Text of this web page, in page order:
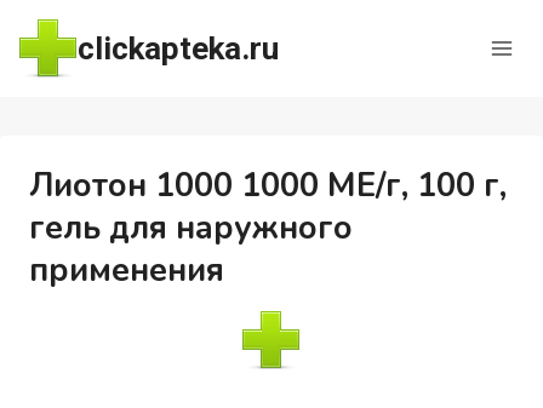
Перейти
содержимому
clickapteka.ru
Лиотон 1000 1000 МЕ/г, 100 г,
гель для наружного
применения